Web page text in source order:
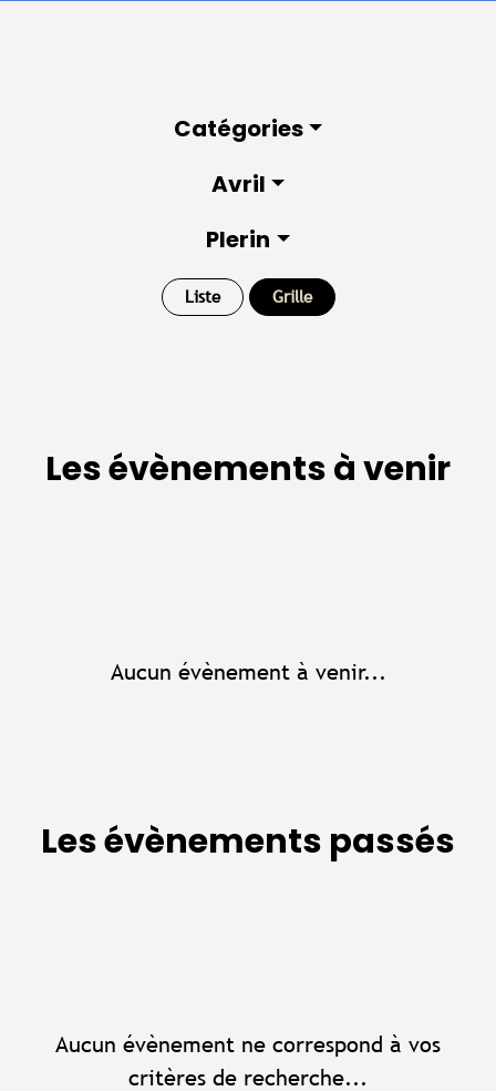
Catégories
Avril
Plerin
Liste Grille
Les évènements à venir
Aucun évènement à venir...
Les évènements passés
Aucun évènement ne correspond à vos
critères de recherche...